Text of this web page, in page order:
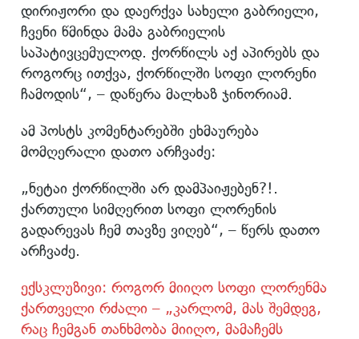
დირიჟორი და დაერქვა სახელი გაბრიელი,
ჩვენი წმინდა მამა გაბრიელის
საპატივცემულოდ. ქორწილს აქ აპირებს და
როგორც ითქვა, ქორწილში სოფი ლორენი
ჩამოდის“, – დაწერა მალხაზ ჯინორიამ.
ამ პოსტს კომენტარებში ეხმაურება
მომღერალი დათო არჩვაძე:
„ნეტაი ქორწილში არ დამპაიჟებენ?!.
ქართული სიმღერით სოფი ლორენის
გადარევას ჩემ თავზე ვიღებ“, – წერს დათო
არჩვაძე.
ექსკლუზივი: როგორ მიიღო სოფი ლორენმა
ქართველი რძალი – „კარლომ, მას შემდეგ,
რაც ჩემგან თანხმობა მიიღო, მამაჩემს